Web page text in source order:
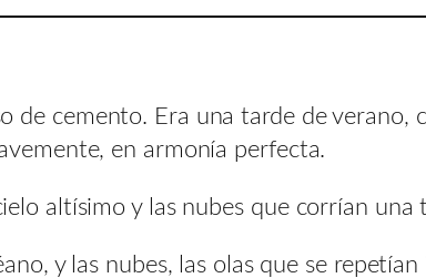
de cemento. Era una tarde de verano,
en armonía perfecta.
altísimo y las nubes que corrían una
y las nubes, las olas que se